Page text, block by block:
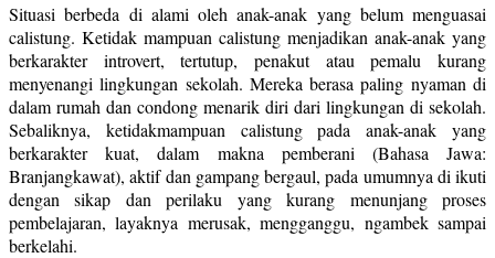
Situasi berbeda di alami oleh anak-anak yang belum menguasai
calistung. Ketidak mampuan calistung menjadikan anak-anak yang
berkarakter introvert, tertutup, penakut atau pemalu kurang
menyenangi lingkungan sekolah. Mereka berasa paling nyaman di
dalam rumah dan condong menarik diri dari lingkungan di sekolah.
Sebaliknya, ketidakmampuan calistung pada anak-anak yang
berkarakter kuat, dalam makna pemberani (Bahasa Jawa:
Branjangkawat), aktif dan gampang bergaul, pada umumnya di ikuti
dengan sikap dan perilaku yang kurang menunjang proses
pembelajaran, layaknya merusak, mengganggu, ngambek sampai
berkelahi.